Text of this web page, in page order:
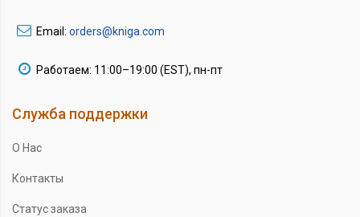
Email: orders@kniga.com
Работаем: 11:00–19:00 (EST), пн-пт
Служба поддержки
О Нас
Контакты
Статус заказа